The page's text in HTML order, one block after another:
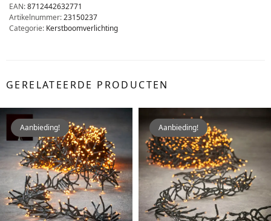
EAN:8712442632771
Artikelnummer:23150237
Categorie: Kerstboomverlichting
GERELATEERDE PRODUCTEN
Aanbieding! Aanbieding!